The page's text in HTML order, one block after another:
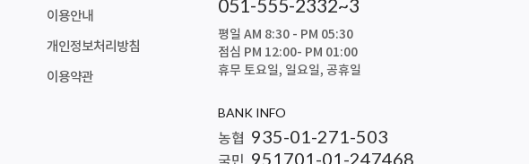
이용안내
개인정보처리방침
이용약관
051-555-2332~3
평일 AM 8:30 - PM 05:30
점심 PM 12:00- PM 01:00
휴무 토요일, 일요일, 공휴일
BANK INFO
농협 935-01-271-503
951701-01-247468